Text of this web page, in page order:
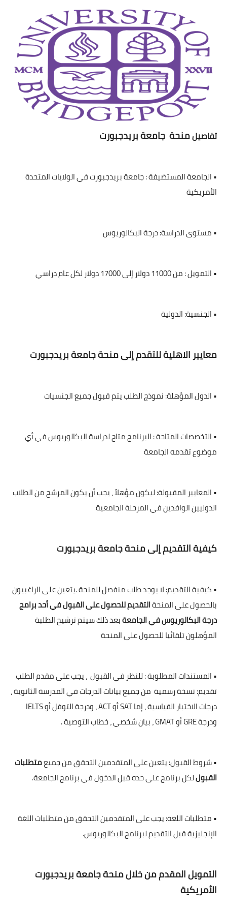
الوظيفة
إعلاميات
التعليم
الصحة
تفاصيلمنحة جامعة بريدجبورت
• الجامعة المستضيفة : جامعة بريدجبورت في الولايات المتحدة
الأمريكية
• مستوى الدراسة: درجة البكالوريوس
• التمويل : من 11000 دولار إلى 17000 دولار لكل عام دراسي
• الجنسية: الدولية
معايير الاهلية للتقدم إلى منحة جامعة بريدجبورت
• الدول المؤهلة: نموذج الطلب يتم قبول جميع الجنسيات
• التخصصات المتاحة : البرنامج متاح لدراسة البكالوريوس في أي
موضوع تقدمه الجامعة
• المعايير المقبولة: ليكون مؤهلاً ، يجب أن يكون المرشح من الطلاب
الدوليين الوافدين في المرحلة الجامعية
كيفية التقديم إلى منحة جامعة بريدجبورت
• كيفية التقديم: لا يوجد طلب منفصل للمنحة .يتعين على الراغبيون
بالحصول على المنحةالتقديم للحصول على القبول في أحد برامج
درجة البكالوريوس في الجامعةبعد ذلك سيتم ترشيح الطلبة
المؤهلون تلقائيا للحصول على المنحة
• المستندات المطلوبة : للنظر في القبول ، يجب على مقدم الطلب
تقديم: نسخة رسمية من جميع بيانات الدرجات في المدرسة الثانوية ،
درجات الاختبار القياسية ، إما SAT أو ACT ، ودرجة التوفل أو IELTS
ودرجة GRE أو GMAT ، بيان شخصي ، خطاب التوصية .
• شروط القبول: يتعين على المتقدمين التحقق من جميعمتطلبات
القبوللكل برنامج على حده قبل الدخول في برنامج الجامعة.
• متطلبات اللغة: يجب على المتقدمين التحقق من متطلبات اللغة
الإنجليزية قبل التقديم لبرنامج البكالوريوس.
التمويل المقدم من خلال منحة جامعة بريدجبورت
الأمريكية